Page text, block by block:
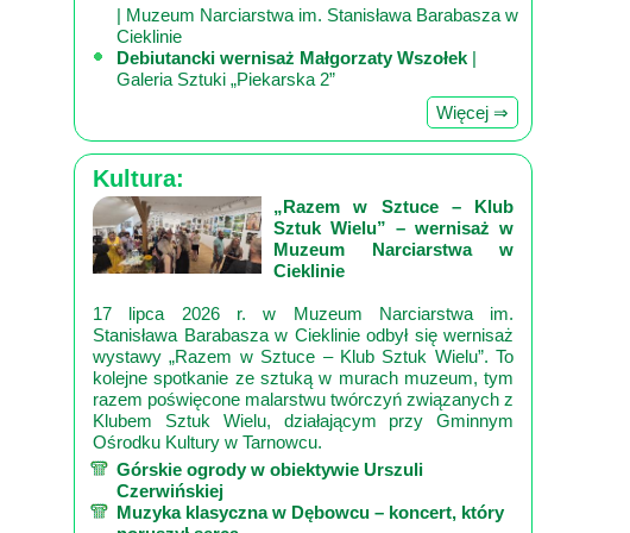
| Muzeum Narciarstwa im. Stanisława Barabasza w
Cieklinie
Debiutancki wernisaż Małgorzaty Wszołek |
Galeria Sztuki „Piekarska 2”
Więcej ⇒
Kultura:
„Razem w Sztuce – Klub
Sztuk Wielu” – wernisaż w
Muzeum Narciarstwa w
Cieklinie
17 lipca 2026 r. w Muzeum Narciarstwa im.
Stanisława Barabasza w Cieklinie odbył się wernisaż
wystawy „Razem w Sztuce – Klub Sztuk Wielu”. To
kolejne spotkanie ze sztuką w murach muzeum, tym
razem poświęcone malarstwu twórczyń związanych z
Klubem Sztuk Wielu, działającym przy Gminnym
Ośrodku Kultury w Tarnowcu.
Górskie ogrody w obiektywie Urszuli
Czerwińskiej
Muzyka klasyczna w Dębowcu – koncert, który